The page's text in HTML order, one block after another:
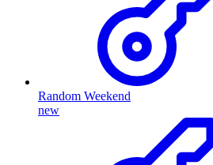
Random Weekend
new